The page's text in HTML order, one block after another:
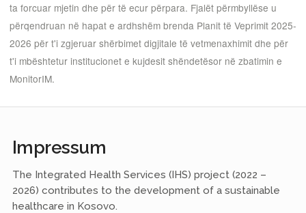
ta forcuar mjetin dhe për të ecur përpara. Fjalët përmbyllëse u
përqendruan në hapat e ardhshëm brenda Planit të Veprimit 2025-
2026 për t'i zgjeruar shërbimet digjitale të vetmenaxhimit dhe për
t'i mbështetur institucionet e kujdesit shëndetësor në zbatimin e
MonitorIM.
Impressum
The Integrated Health Services (IHS) project (2022 –
2026) contributes to the development of a sustainable
healthcare in Kosovo.